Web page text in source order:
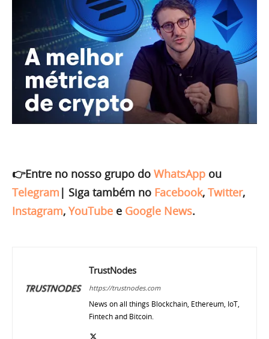
👉Entre no nosso grupo do WhatsApp ou
Telegram | Siga também no Facebook, Twitter,
Instagram, YouTube e Google News.
TrustNodes
https://trustnodes.com
News on all things Blockchain, Ethereum, IoT,
Fintech and Bitcoin.